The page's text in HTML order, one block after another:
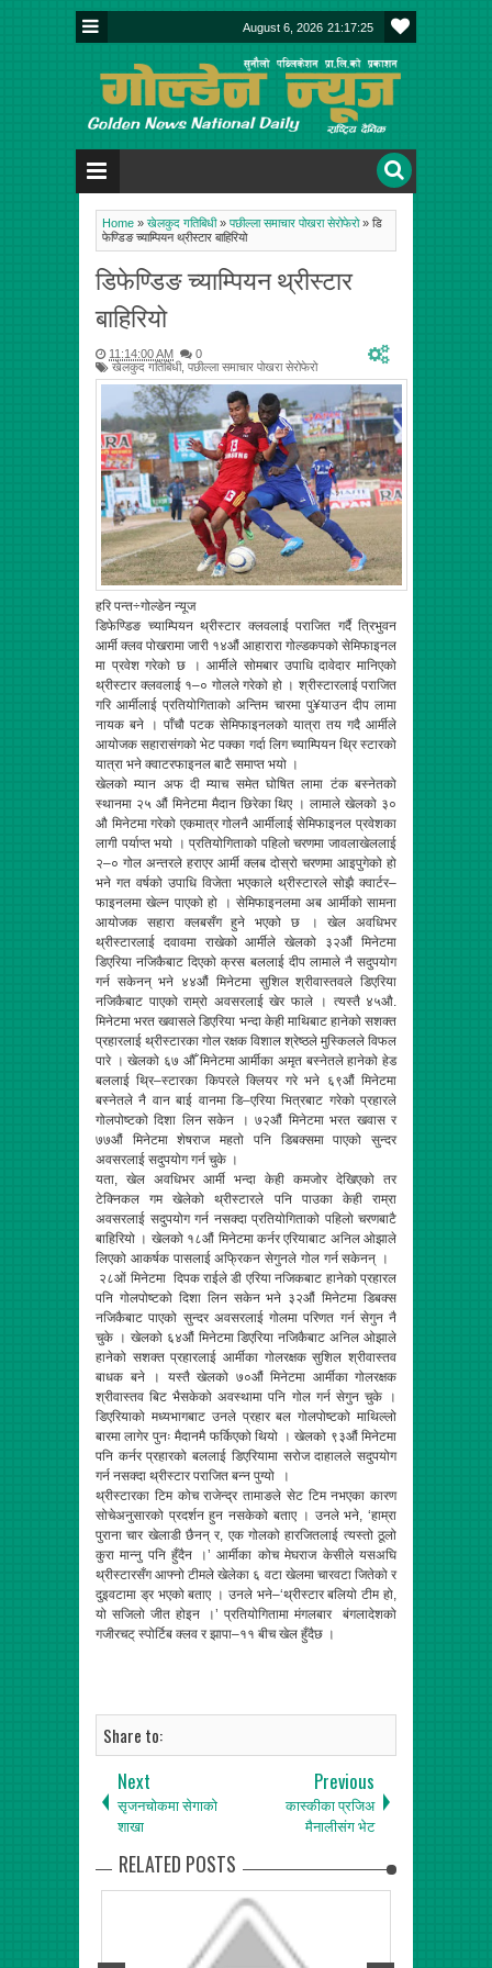
August 6, 2026 21:17:25
Home » खेलकुद गतिबिधी » पछील्ला समाचार पोखरा सेरोफेरो » डि
फेण्डिङ च्याम्पियन थ्रीस्टार बाहिरियो
डिफेण्डिङ च्याम्पियन थ्रीस्टार
बाहिरियो
11:14:00 AM
0
खेलकुद गतिबिधी, पछील्ला समाचार पोखरा सेरोफेरो
हरि पन्त÷गोल्डेन न्यूज
डिफेण्डिङ च्याम्पियन थ्रीस्टार क्लवलाई पराजित गर्दै त्रिभुवन
आर्मी क्लव पोखरामा जारी १४औं आहारारा गोल्डकपको सेमिफाइनल
मा प्रवेश गरेको छ । आर्मीले सोमबार उपाधि दावेदार मानिएको
थ्रीस्टार क्लवलाई १–० गोलले गरेको हो । श्रीस्टारलाई पराजित
गरि आर्मीलाई प्रतियोगिताको अन्तिम चारमा पु¥याउन दीप लामा
नायक बने । पाँचौ पटक सेमिफाइनलको यात्रा तय गदै आर्मीले
आयोजक सहारासंगको भेट पक्का गर्दा लिग च्याम्पियन थ्रि स्टारको
यात्रा भने क्वाटरफाइनल बाटै समाप्त भयो ।
खेलको म्यान अफ दी म्याच समेत घोषित लामा टंक बस्नेतको
स्थानमा २५ औं मिनेटमा मैदान छिरेका थिए । लामाले खेलको ३०
औ मिनेटमा गरेको एकमात्र गोलनै आर्मीलाई सेमिफाइनल प्रवेशका
लागी पर्याप्त भयो । प्रतियोगिताको पहिलो चरणमा जावलाखेललाई
२–० गोल अन्तरले हराएर आर्मी क्लब दोस्रो चरणमा आइपुगेको हो
भने गत वर्षको उपाधि विजेता भएकाले थ्रीस्टारले सोझै क्वार्टर–
फाइनलमा खेल्न पाएको हो । सेमिफाइनलमा अब आर्मीको सामना
आयोजक सहारा क्लबसँग हुने भएको छ । खेल अवधिभर
थ्रीस्टारलाई दवावमा राखेको आर्मीले खेलको ३२औं मिनेटमा
डिएरिया नजिकैबाट दिएको क्रस बललाई दीप लामाले नै सदुपयोग
गर्न सकेनन् भने ४४औं मिनेटमा सुशिल श्रीवास्तवले डिएरिया
नजिकैबाट पाएको राम्रो अवसरलाई खेर फाले । त्यस्तै ४५औ.
मिनेटमा भरत खवासले डिएरिया भन्दा केही माथिबाट हानेको सशक्त
प्रहारलाई थ्रीस्टारका गोल रक्षक विशाल श्रेष्ठले मुस्किलले विफल
पारे । खेलको ६७ औँ मिनेटमा आर्मीका अमृत बस्नेतले हानेको हेड
बललाई थ्रि–स्टारका किपरले क्लियर गरे भने ६९औं मिनेटमा
बस्नेतले नै वान बाई वानमा डि–एरिया भित्रबाट गरेको प्रहारले
गोलपोष्टको दिशा लिन सकेन । ७२औं मिनेटमा भरत खवास र
७७औं मिनेटमा शेषराज महतो पनि डिबक्समा पाएको सुन्दर
अवसरलाई सदुपयोग गर्न चुके ।
यता, खेल अवधिभर आर्मी भन्दा केही कमजोर देखिएको तर
टेक्निकल गम खेलेको थ्रीस्टारले पनि पाउका केही राम्रा
अवसरलाई सदुपयोग गर्न नसक्दा प्रतियोगिताको पहिलो चरणबाटै
बाहिरियो । खेलको १८औं मिनेटमा कर्नर एरियाबाट अनिल ओझाले
लिएको आकर्षक पासलाई अफ्रिकन सेगुनले गोल गर्न सकेनन् ।
२८ओं मिनेटमा दिपक राईले डी एरिया नजिकबाट हानेको प्रहारल
पनि गोलपोष्टको दिशा लिन सकेन भने ३२औं मिनेटमा डिबक्स
नजिकैबाट पाएको सुन्दर अवसरलाई गोलमा परिणत गर्न सेगुन नै
चुके । खेलको ६४औं मिनेटमा डिएरिया नजिकैबाट अनिल ओझाले
हानेको सशक्त प्रहारलाई आर्मीका गोलरक्षक सुशिल श्रीवास्तव
बाधक बने । यस्तै खेलको ७०औं मिनेटमा आर्मीका गोलरक्षक
श्रीवास्तव बिट भैसकेको अवस्थामा पनि गोल गर्न सेगुन चुके ।
डिएरियाको मध्यभागबाट उनले प्रहार बल गोलपोष्टको माथिल्लो
बारमा लागेर पुनः मैदानमै फर्किएको थियो । खेलको ९३औं मिनेटमा
पनि कर्नर प्रहारको बललाई डिएरियामा सरोज दाहालले सदुपयोग
गर्न नसक्दा थ्रीस्टार पराजित बन्न पुग्यो ।
थ्रीस्टारका टिम कोच राजेन्द्र तामाङले सेट टिम नभएका कारण
सोचेअनुसारको प्रदर्शन हुन नसकेको बताए । उनले भने, ‘हाम्रा
पुराना चार खेलाडी छैनन् र, एक गोलको हारजितलाई त्यस्तो ठूलो
कुरा मान्नु पनि हुँदैन ।’ आर्मीका कोच मेघराज केसीले यसअघि
थ्रीस्टारसँग आफ्नो टीमले खेलेका ६ वटा खेलमा चारवटा जितेको र
दुइवटामा ड्र भएको बताए । उनले भने–‘थ्रीस्टार बलियो टीम हो,
यो सजिलो जीत होइन ।’ प्रतियोगितामा मंगलबार बंगलादेशको
गजीरचट् स्पोर्टिब क्लव र झापा–११ बीच खेल हुँदैछ ।
Share to:
Next
सृजनचोकमा सेगाको
शाखा
Previous
कास्कीका प्रजिअ
मैनालीसंग भेट
RELATED POSTS